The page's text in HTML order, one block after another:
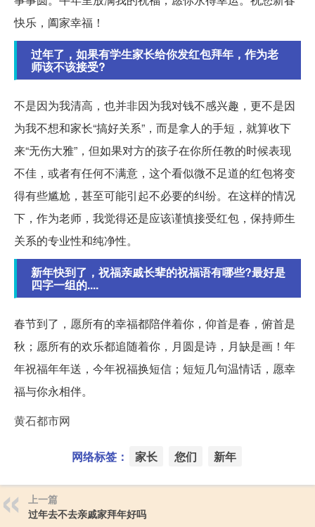
快乐，阖家幸福！
过年了，如果有学生家长给你发红包拜年，作为老
师该不该接受?
不是因为我清高，也并非因为我对钱不感兴趣，更不是因
为我不想和家长“搞好关系”，而是拿人的手短，就算收下
来“无伤大雅”，但如果对方的孩子在你所任教的时候表现
不佳，或者有任何不满意，这个看似微不足道的红包将变
得有些尴尬，甚至可能引起不必要的纠纷。在这样的情况
下，作为老师，我觉得还是应该谨慎接受红包，保持师生
关系的专业性和纯净性。
新年快到了，祝福亲戚长辈的祝福语有哪些?最好是
四字一组的....
春节到了，愿所有的幸福都陪伴着你，仰首是春，俯首是
秋；愿所有的欢乐都追随着你，月圆是诗，月缺是画！年
年祝福年年送，今年祝福换短信；短短几句温情话，愿幸
福与你永相伴。
黄石都市网
网络标签： 家长 您们 新年
上一篇
过年去不去亲戚家拜年好吗